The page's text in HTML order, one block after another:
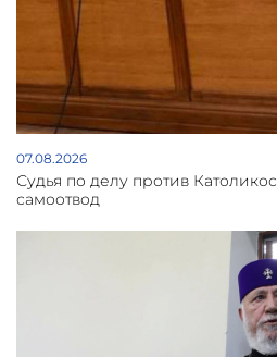
07.08.2026
Судья по делу против
самоотвод